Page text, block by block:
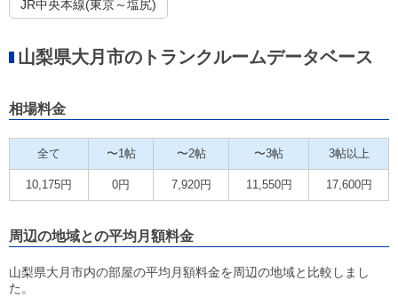
JR中央本線(東京～塩尻)
山梨県大月市のトランクルームデータベース
相場料金
全て 〜1帖 〜2帖 〜3帖 3帖以上
10,175円 0円 7,920円 11,550円 17,600円
周辺の地域との平均月額料金
山梨県大月市内の部屋の平均月額料金を周辺の地域と比較しまし
た。